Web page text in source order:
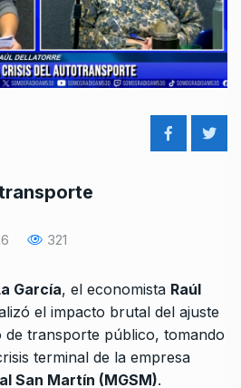
321
García, el economista Raúl
el impacto brutal del ajuste
de transporte público, tomando
terminal de la empresa
San Martín (MGSM).